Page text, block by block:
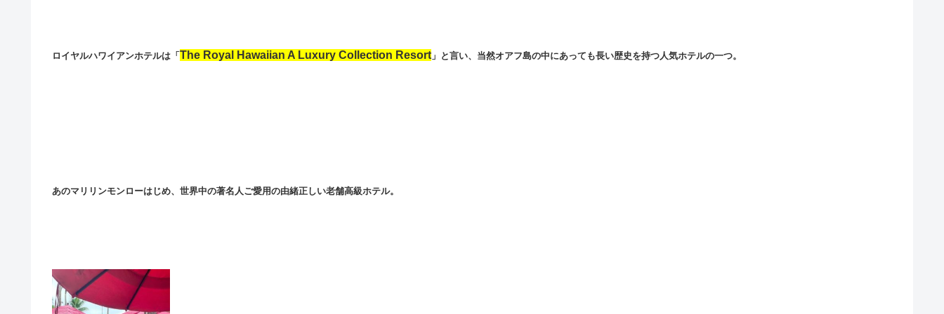
ロイヤルハワイアンホテルは「 The Royal Hawaiian A Luxury Collection Resort 」と言い、当然オアフ島の中にあっても長い歴史を持つ人気ホテルの一つ。
あのマリリンモンローはじめ、世界中の著名人ご愛用の由緒正しい老舗高級ホテル。